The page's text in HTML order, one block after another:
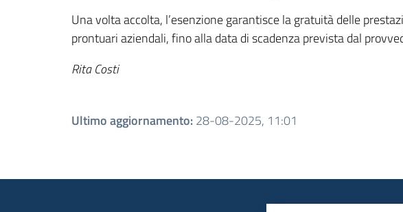
Una volta accolta, l’esenzione garantisce la gratuità delle
prontuari aziendali, fino alla data di scadenza prevista dal
Rita Costi
Ultimo aggiornamento:28-08-2025, 11:01